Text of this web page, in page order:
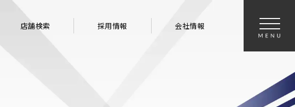
店舗検索 採用情報 会社情報